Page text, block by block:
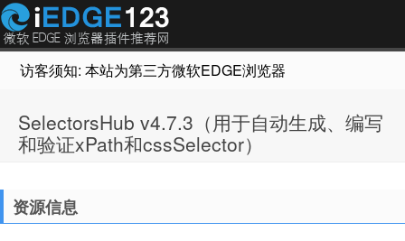
访客须知: 本站为第三方微软EDGE浏览器插件推荐网站，
SelectorsHub v4.7.3（用于自动生成、编写
和验证xPath和cssSelector）
资源信息